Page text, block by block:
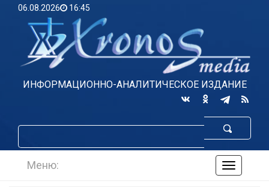
06.08.2026 16:45
ИНФОРМАЦИОННО-АНАЛИТИЧЕСКОЕ ИЗДАНИЕ
по
Меню: